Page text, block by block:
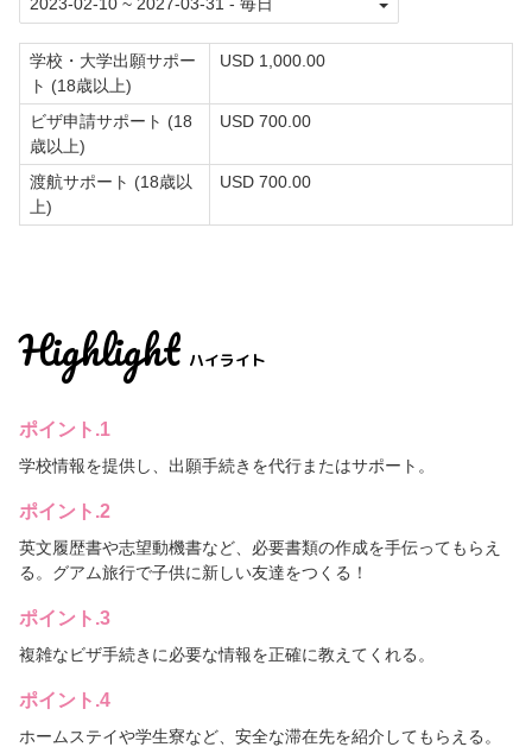
学校・大学出願サポー
ト (18歳以上)
USD 1,000.00
ビザ申請サポート (18
歳以上)
USD 700.00
渡航サポート (18歳以
上)
USD 700.00
Highlight ハイライト
ポイント.1
学校情報を提供し、出願手続きを代行またはサポート。
ポイント.2
英文履歴書や志望動機書など、必要書類の作成を手伝ってもらえ
る。グアム旅行で子供に新しい友達をつくる！
ポイント.3
複雑なビザ手続きに必要な情報を正確に教えてくれる。
ポイント.4
ホームステイや学生寮など、安全な滞在先を紹介してもらえる。